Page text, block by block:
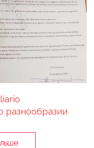
разнообразии